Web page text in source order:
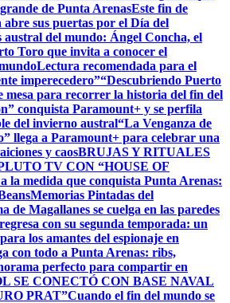
de Punta ArenasEste fin de
sus puertas por el Día del
austral del mundo: Ángel Concha, el
Toro que invita a conocer el
Lectura recomendada para el
imperecedero”“Descubriendo Puerto
mesa para recorrer la historia del fin del
conquista Paramount+ y se perfila
del invierno austral“La Venganza de
llega a Paramount+ para celebrar una
y caosBRUJAS Y RITUALES
TV CON “HOUSE OF
la medida que conquista Punta Arenas:
Memorias Pintadas del
de Magallanes se cuelga en las paredes
con su segunda temporada: un
los amantes del espionaje en
con todo a Punta Arenas: ribs,
perfecto para compartir en
SE CONECTÓ CON BASE NAVAL
PRAT”Cuando el fin del mundo se